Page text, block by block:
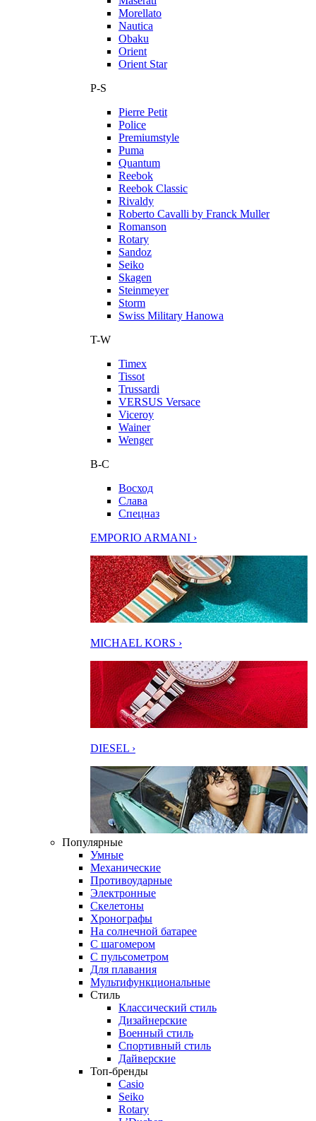
Morellato
Nautica
Obaku
Orient
Orient Star
P-S
Pierre Petit
Police
Premiumstyle
Puma
Quantum
Reebok
Reebok Classic
Rivaldy
Roberto Cavalli by Franck Muller
Romanson
Rotary
Sandoz
Seiko
Skagen
Steinmeyer
Storm
Swiss Military Hanowa
T-W
Timex
Tissot
Trussardi
VERSUS Versace
Viceroy
Wainer
Wenger
В-С
Восход
Слава
Спецназ
EMPORIO ARMANI ›
MICHAEL KORS ›
DIESEL ›
Популярные
Умные
Механические
Противоударные
Электронные
Скелетоны
Хронографы
На солнечной батарее
С шагомером
С пульсометром
Для плавания
Мультифункциональные
Стиль
Классический стиль
Дизайнерские
Военный стиль
Спортивный стиль
Дайверские
Топ-бренды
Casio
Seiko
Rotary